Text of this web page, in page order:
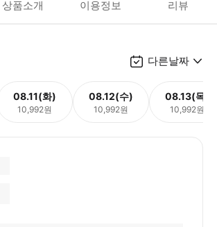
상품소개 이용정보 리뷰
다른날짜
08.11(화)
10,992원
08.12(수)
10,992원
08.13(목)
10,992원